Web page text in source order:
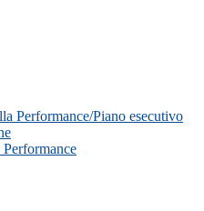
Performance/Piano esecutivo